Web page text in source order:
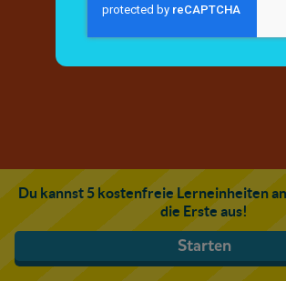
Du kannst 5 kostenfreie Lerneinheiten
die Erste aus!
Starten